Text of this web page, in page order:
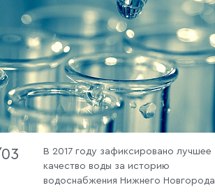
В 2017 году зафиксировано лучшее
качество воды за историю
водоснабжения Нижнего Новгорода